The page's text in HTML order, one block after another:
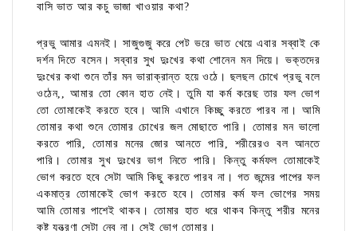
বাসি ভাত আর কচু ভাজা খাওয়ার কথা?
প্রভু আমার এমনই। সাজুগুজু করে পেট ভরে ভাত খেয়ে এবার সব্বাই কে
দর্শন দিতে বসেন। সব্বার সুখ দুঃখের কথা শোনেন মন দিয়ে। ভক্তদের
দুঃখের কথা শুনে তাঁর মন ভারাক্রান্ত হয়ে ওঠে। ছলছল চোখে প্রভু বলে
ওঠেন,, আমার তো কোন হাত নেই। তুমি যা কর্ম করেছ তার ফল ভোগ
তো তোমাকেই করতে হবে। আমি এখানে কিচ্ছু করতে পারব না। আমি
তোমার কথা শুনে তোমার চোখের জল মোছাতে পারি। তোমার মন ভালো
করতে পারি, তোমার মনের জোর আনতে পারি, শরীরেরও বল আনতে
পারি। তোমার সুখ দুঃখের ভাগ নিতে পারি। কিন্তু কর্মফল তোমাকেই
ভোগ করতে হবে সেটা আমি কিছু করতে পারব না। গত জন্মের পাপের ফল
একমাত্র তোমাকেই ভোগ করতে হবে। তোমার কর্ম ফল ভোগের সময়
আমি তোমার পাশেই থাকব। তোমার হাত ধরে থাকব কিন্তু শরীর মনের
কষ্ট যন্ত্রণা সেটা নেব না। সেই ভোগ তোমার।